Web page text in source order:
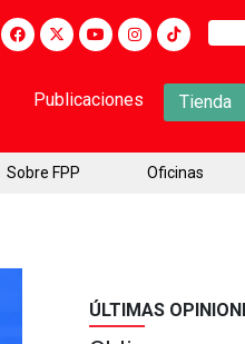
Publicaciones Tienda
Sobre FPP Oficinas
ÚLTIMAS